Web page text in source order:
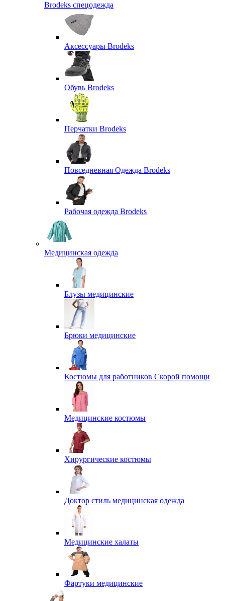
Brodeks спецодежда
Аксессуары Brodeks
Обувь Brodeks
Перчатки Brodeks
Повседневная Одежда Brodeks
Рабочая одежда Brodeks
Медицинская одежда
Блузы медицинские
Брюки медицинские
Костюмы для работников Скорой помощи
Медицинские костюмы
Хирургические костюмы
Доктор стиль медицинская одежда
Медицинские халаты
Фартуки медицинские